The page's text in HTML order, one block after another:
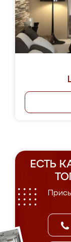
ЕСТЬ